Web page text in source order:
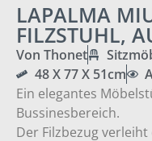
LAPALMA
FILZSTUHL,
Von Thonet
48 X 77 X 51cm
Ein elegantes
Bussinesbereich.
Der Filzbezug